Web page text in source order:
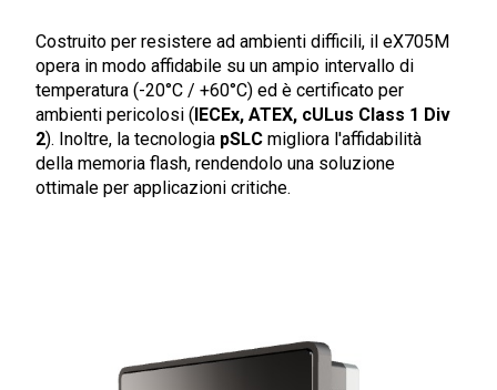
Costruito per resistere ad ambienti difficili, il eX705M
opera in modo affidabile su un ampio intervallo di
temperatura (-20°C / +60°C) ed è certificato per
ambienti pericolosi ( IECEx, ATEX, cULus Class 1 Div
2). Inoltre, la tecnologia pSLC migliora l'affidabilità
della memoria flash, rendendolo una soluzione
ottimale per applicazioni critiche.